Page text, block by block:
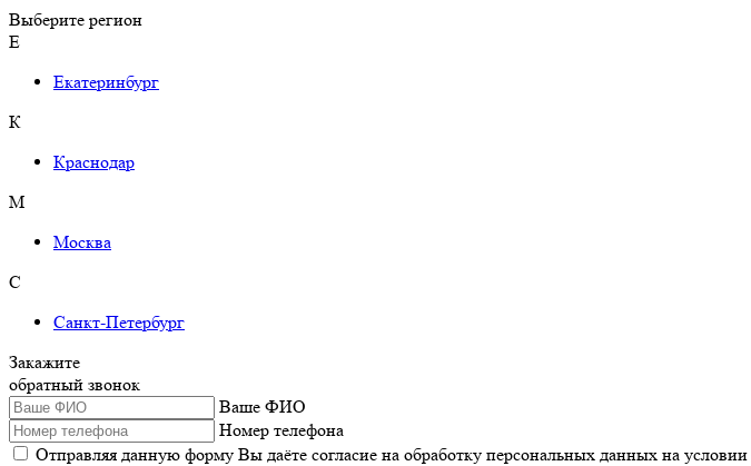
Выберите регион
Е
Екатеринбург
К
Краснодар
М
Москва
С
Санкт-Петербург
Закажите
обратный звонок
Ваше ФИО
Номер телефона
Отправляя данную форму Вы даёте согласие на обработку персональных данных на условии